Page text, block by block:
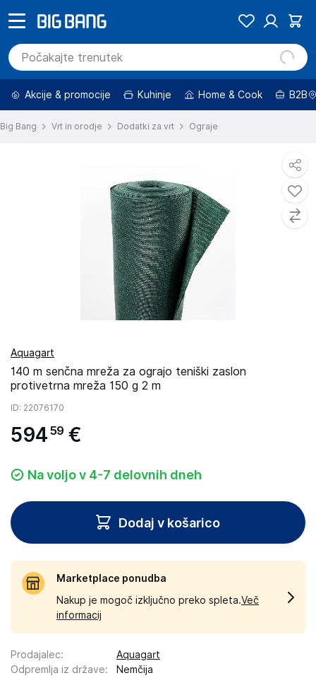
Akcije & promocije Kuhinje Home & Cook B2B
Big Bang Vrt in orodje Dodatki za vrt Ograje
Aquagart
140 m senčna mreža za ograjo teniški zaslon
protivetrna mreža 150 g 2 m
ID: 22076170
594 59 €
Na voljo v 4-7 delovnih dneh
Dodaj v košarico
Marketplace ponudba
Nakup je mogoč izključno preko spleta.Več
informacij
Prodajalec:
Aquagart
Odpremlja iz države:
Nemčija